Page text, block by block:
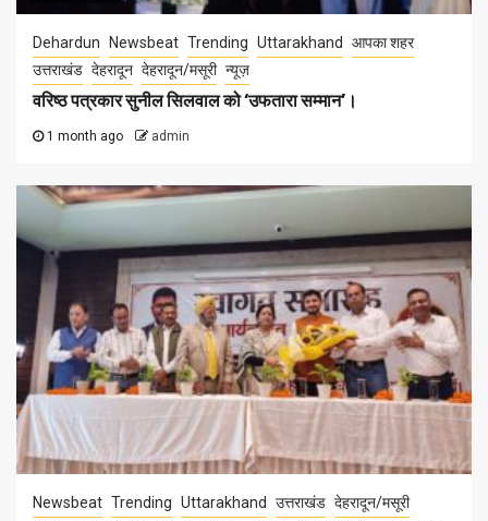
Dehardun Newsbeat Trending Uttarakhand
आपका शहर
उत्तराखंड देहरादून देहरादून/मसूरी न्यूज़
वरिष्ठ पत्रकार सुनील सिलवाल को ‘उफतारा सम्मान’।
1 month ago admin
Newsbeat Trending Uttarakhand उत्तराखंड देहरादून/मसूरी